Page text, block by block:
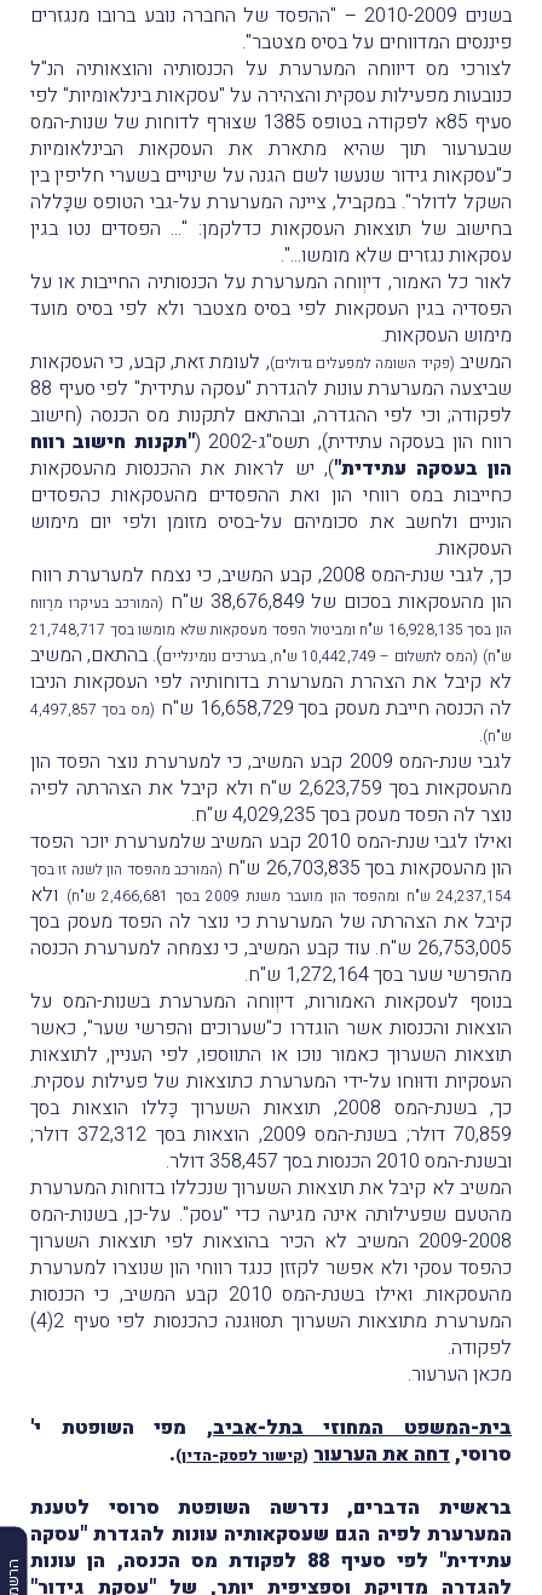
בשנים 2010-2009 – "ההפסד של החברה נובע ברובו מנגזרים
פיננסים המדווחים על בסיס מצטבר".
לצורכי מס דיווחה המערערת על הכנסותיה והוצאותיה הנ"ל
כנובעות מפעילות עסקית והצהירה על "עסקאות בינלאומיות" לפי
סעיף 85א לפקודה בטופס 1385 שצוּרף לדוחות של שנות-המס
שבערעור תוך שהיא מתארת את העסקאות הבינלאומיות
כ"עסקאות גידור שנעשו לשם הגנה על שינויים בשערי חליפין בין
השקל לדולר". במקביל, ציינה המערערת על-גבי הטופס שכָּללה
בחישוב של תוצאות העסקאות כדלקמן: "... הפסדים נטו בגין
עסקאות נגזרים שלא מומשו...".
לאור כל האמור, דיוְוחה המערערת על הכנסותיה החייבות או על
הפסדיה בגין העסקאות לפי בסיס מצטבר ולא לפי בסיס מועד
מימוש העסקאות.
המשיב (פקיד השומה למפעלים גדולים), לעומת זאת, קבע, כי העסקאות
שביצעה המערערת עונות להגדרת "עסקה עתידית" לפי סעיף 88
לפקודה; וכי לפי ההגדרה, ובהתאם לתקנות מס הכנסה (חישוב
רווח הון בעסקה עתידית), תשס"ג-2002 (
"תקנות חישוב רווח
הון בעסקה עתידית"), יש לראות את ההכנסות מהעסקאות
כחייבות במס רווחי הון ואת ההפסדים מהעסקאות כהפסדים
הוניים ולחשב את סכומיהם על-בסיס מזומן ולפי יום מימוש
העסקאות.
כך, לגבי שנת-המס 2008, קבע המשיב, כי נצמח למערערת רווח
הון מהעסקאות בסכום של 38,676,849 ש"ח
(המורכב בעיקרו מרֶווח
הון בסך 16,928,135 ש"ח ומביטול הפסד מעסקאות שלא מומשו בסך 21,748,717
ש"ח) (המס לתשלום – 10,442,749 ש"ח, בערכים נומינליים
). בהתאם, המשיב
לא קיבל את הצהרת המערערת בדוחותיה לפי העסקאות הניבו
לה הכנסה חייבת מעסק בסך 16,658,729 ש"ח
(מס בסך 4,497,857
ש"ח).
לגבי שנת-המס 2009 קבע המשיב, כי למערערת נוצר הפסד הון
מהעסקאות בסך 2,623,759 ש"ח ולא קיבל את הצהרתה לפיה
נוצר לה הפסד מעסק בסך 4,029,235 ש"ח.
ואילו לגבי שנת-המס 2010 קבע המשיב שלמערערת יוכר הפסד
הון מהעסקאות בסך 26,703,835 ש"ח
(המורכב מהפסד הון לשנה זו בסך
24,237,154 ש"ח ומהפסד הון מועבר משנת 2009 בסך 2,466,681 ש"ח)
ולא
קיבל את הצהרתה של המערערת כי נוצר לה הפסד מעסק בסך
26,753,005 ש"ח. עוד קבע המשיב, כי נצמחה למערערת הכנסה
מהפרשי שער בסך 1,272,164 ש"ח.
בנוסף לעסקאות האמורות, דיוְוחה המערערת בשנות-המס על
הוצאות והכנסות אשר הוגדרו כ"שערוכים והפרשי שער", כאשר
תוצאות השערוך כאמור נוכו או התווספו, לפי העניין, לתוצאות
העסקיות ודוּוחו על-ידי המערערת כתוצאות של פעילות עסקית.
כך, בשנת-המס 2008, תוצאות השערוך כָּללו הוצאות בסך
70,859 דולר; בשנת-המס 2009, הוצאות בסך 372,312 דולר;
ובשנת-המס 2010 הכנסות בסך 358,457 דולר.
המשיב לא קיבל את תוצאות השערוך שנכללו בדוחות המערערת
מהטעם שפעילותה אינה מגיעה כדי "עסק". על-כן, בשנות-המס
2009-2008 המשיב לא הכיר בהוצאות לפי תוצאות השערוך
כהפסד עסקי ולא אפשר לקזזן כנגד רווחי הון שנוצרו למערערת
מהעסקאות. ואילו בשנת-המס 2010 קבע המשיב, כי הכנסות
המערערת מתוצאות השערוך תסוּוגנה כהכנסות לפי סעיף 2(4)
לפקודה.
מכאן הערעור.
בית-המשפט המחוזי בתל-אביב, מפי השופטת י'
סרוסי,דחה את הערעור (קישור לפסק-הדין)
.
בראשית הדברים, נדרשה השופטת סרוסי לטענת
המערערת לפיה הגם שעסקאותיה עונות להגדרת "עסקה
עתידית" לפי סעיף 88 לפקודת מס הכנסה, הן עונות
להגדרה מדויקת וספציפית יותר, של "עסקת גידור"